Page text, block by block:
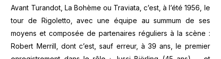
Avant Turandot, La Bohème ou Traviata, c’est, à l’été 1956, le
tour de Rigoletto, avec une équipe au summum de ses
moyens et composée de partenaires réguliers à la scène :
Robert Merrill, dont c’est, sauf erreur, à 39 ans, le premier